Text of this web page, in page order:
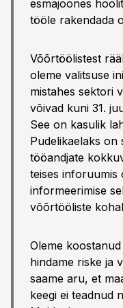
esmajoones
tööle rakendada
Võõrtöölistest
oleme valitsuse
mistahes sektori
võivad kuni 31.
See on kasulik
Pudelikaelaks on
tööandjate
teises inforuumis
informeerimise
võõrtööliste
Oleme
hindame riske ja
saame aru, et
keegi ei teadnud